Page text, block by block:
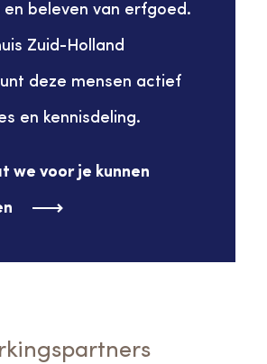
en beleven van erfgoed.
Zuid-Holland
deze mensen actief
en kennisdeling.
we voor je kunnen